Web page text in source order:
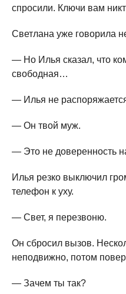
спросили. Ключи вам
Светлана уже говорила
— Но Илья сказал, что
свободная…
— Илья не
— Он твой муж.
— Это не доверенность
Илья резко выключил
телефон к уху.
— Свет, я перезвоню.
Он сбросил вызов.
неподвижно, потом
— Зачем ты так?